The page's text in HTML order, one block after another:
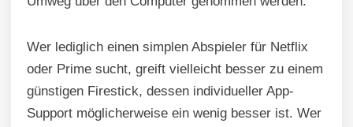
Wer lediglich einen simplen Abspieler für Netflix
oder Prime sucht, greift vielleicht besser zu einem
günstigen Firestick, dessen individueller App-
Support möglicherweise ein wenig besser ist. Wer